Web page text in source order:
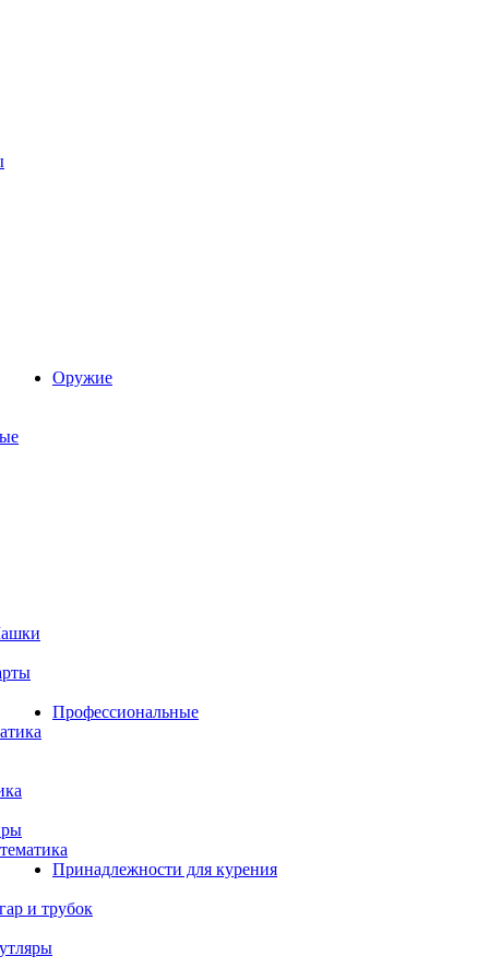
Оружие
Профессиональные
Принадлежности для курения
и трубок